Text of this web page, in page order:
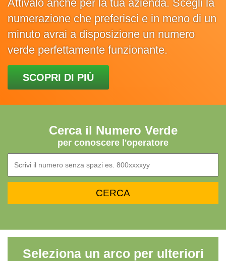
Attivalo anche per la tua azienda. Scegli la
numerazione che preferisci e in meno di un
minuto avrai a disposizione un numero
verde perfettamente funzionante.
SCOPRI DI PIÙ
Cerca il Numero Verde
per conoscere l'operatore
Seleziona un arco per ulteriori